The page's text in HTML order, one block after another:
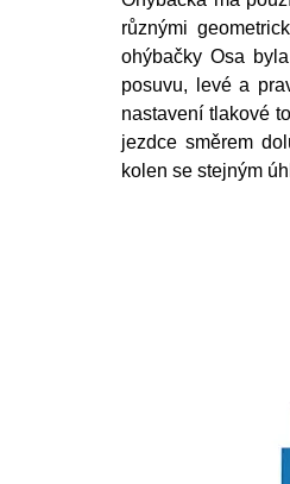
různými
ohýbačky Osa
posuvu, levé a
nastavení tlakové
jezdce směrem
kolen se stejným